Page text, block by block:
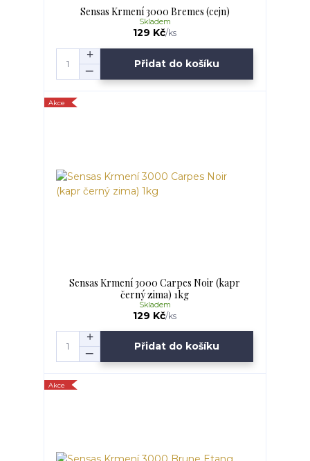
Sensas Krmení 3000 Bremes (cejn)
129 Kč/ks
Skladem
Přidat do košíku
Akce
Sensas Krmení 3000 Carpes Noir (kapr
černý zima) 1kg
129 Kč/ks
Skladem
Přidat do košíku
Akce